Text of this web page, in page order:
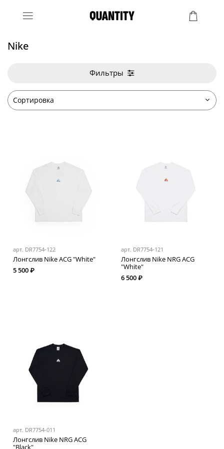
Nike
Фильтры
арт. DR7754-122
Лонгслив Nike ACG "White"
5 500 ₽
арт. DR7754-121
Лонгслив Nike NRG ACG
"White"
6 500 ₽
арт. DR7754-011
Лонгслив Nike NRG ACG
"Black"